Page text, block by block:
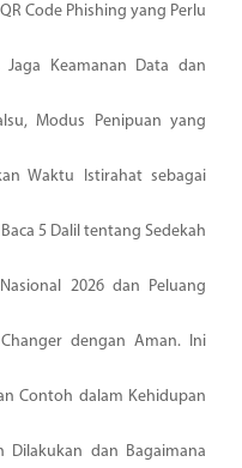
Code Phishing yang Perlu
Jaga Keamanan Data dan
Modus Penipuan yang
Waktu Istirahat sebagai
5 Dalil tentang Sedekah
2026 dan Peluang
dengan Aman. Ini
Contoh dalam Kehidupan
Dilakukan dan Bagaimana